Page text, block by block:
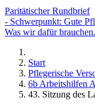
Paritätischer Rundbrief
- Schwerpunkt: Gute
Was wir dafür brauchen.
Start
Pflegerische
6b Arbeitshilfen
43. Sitzung des